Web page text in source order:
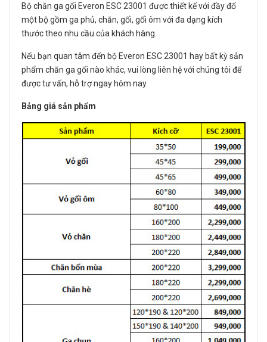
Bộ chăn ga gối Everon ESC 23001 được thiết kế với đầy đổ
một bộ gồm ga phủ, chăn, gối, gối ôm với đa dạng kích
thước theo nhu cầu của khách hàng.
Nếu bạn quan tâm đến bộ Everon ESC 23001 hay bất kỳ sản
phẩm chăn ga gối nào khác, vui lòng liên hệ với chúng tôi để
được tư vấn, hỗ trợ ngay hôm nay.
Bảng giá sản phẩm